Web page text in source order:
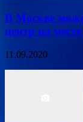
В Москве
центр на
11.09.2020